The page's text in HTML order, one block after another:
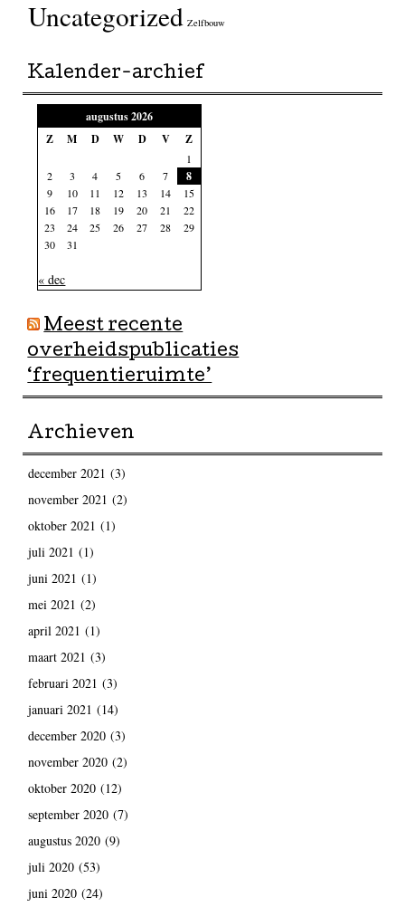
Uncategorized Zelfbouw
Kalender-archief
augustus 2026
Z
M D W D V Z
1
2
3 4 5 6 7 8
9 10 11 12 13 14
15
16
17 18 19 20 21
22
23
24 25 26 27 28
29
30
31
« dec
Meest recente
overheidspublicaties
‘frequentieruimte’
Archieven
december 2021 (3)
november 2021 (2)
oktober 2021 (1)
juli 2021 (1)
juni 2021 (1)
mei 2021 (2)
april 2021 (1)
maart 2021 (3)
februari 2021 (3)
januari 2021 (14)
december 2020(3)
november 2020(2)
oktober 2020(12)
september 2020(7)
augustus 2020(9)
juli 2020(53)
juni 2020(24)